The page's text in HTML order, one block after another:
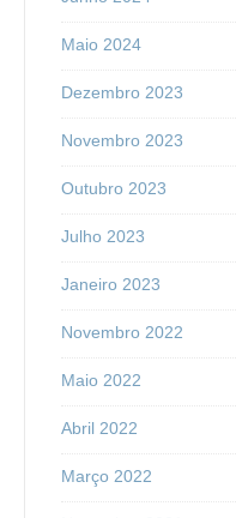
Maio 2024
Dezembro 2023
Novembro 2023
Outubro 2023
Julho 2023
Janeiro 2023
Novembro 2022
Maio 2022
Abril 2022
Março 2022